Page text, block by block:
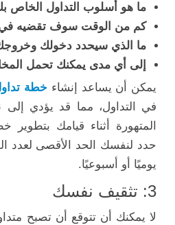
ما هو أسلوب التداول الخاص
كم من الوقت سوف تقضيه في
ما الذي سيحدد دخولك
إلى أي مدى يمكنك تحمل
يمكن أن يساعد إنشاء خطة
في التداول، مما قد يؤدي إلى
المتهورة أثناء قيامك بتطوير
حدد لنفسك الحد الأقصى لعدد
يوميًا أو أسبوعيًا.
3: تثقيف نفسك
لا يمكنك أن تتوقع أن تصبح